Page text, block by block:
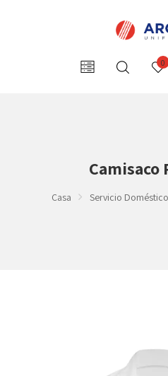
0
Camisaco
Casa Servicio Doméstico